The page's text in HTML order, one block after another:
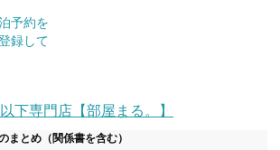
予約を
録して
下専門店【部屋まる。】
まとめ（関係書を含む）